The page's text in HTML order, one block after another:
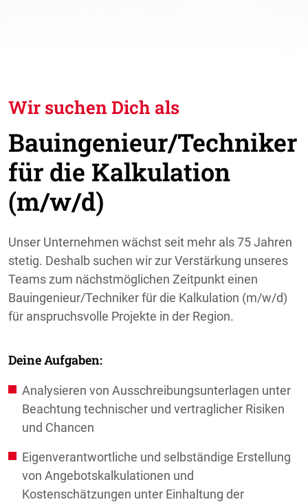
Wir suchen Dich als
Bauingenieur/Techniker
für die Kalkulation
(m/w/d)
Unser Unternehmen wächst seit mehr als 75 Jahren
stetig. Deshalb suchen wir zur Verstärkung unseres
Teams zum nächstmöglichen Zeitpunkt einen
Bauingenieur/Techniker für die Kalkulation (m/w/d)
für anspruchsvolle Projekte in der Region.
Deine Aufgaben:
Analysieren von Ausschreibungsunterlagen unter
Beachtung technischer und vertraglicher Risiken
und Chancen
Eigenverantwortliche und selbständige Erstellung
von Angebotskalkulationen und
Kostenschätzungen unter Einhaltung der